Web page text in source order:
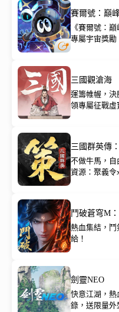
賽爾號：巔
《賽爾號：
專屬宇宙獎勵
三國觀滄海
運籌帷幄，決
領專屬征戰虛
三國群英傳
不做牛馬，自
資源：聚義令
鬥破蒼穹M
熱血集結，鬥
給！
劍靈NEO
快意江湖，熱
錄，送限量外